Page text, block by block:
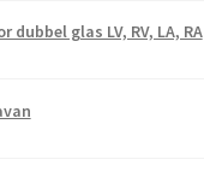
dubbel glas LV, RV, LA, RA